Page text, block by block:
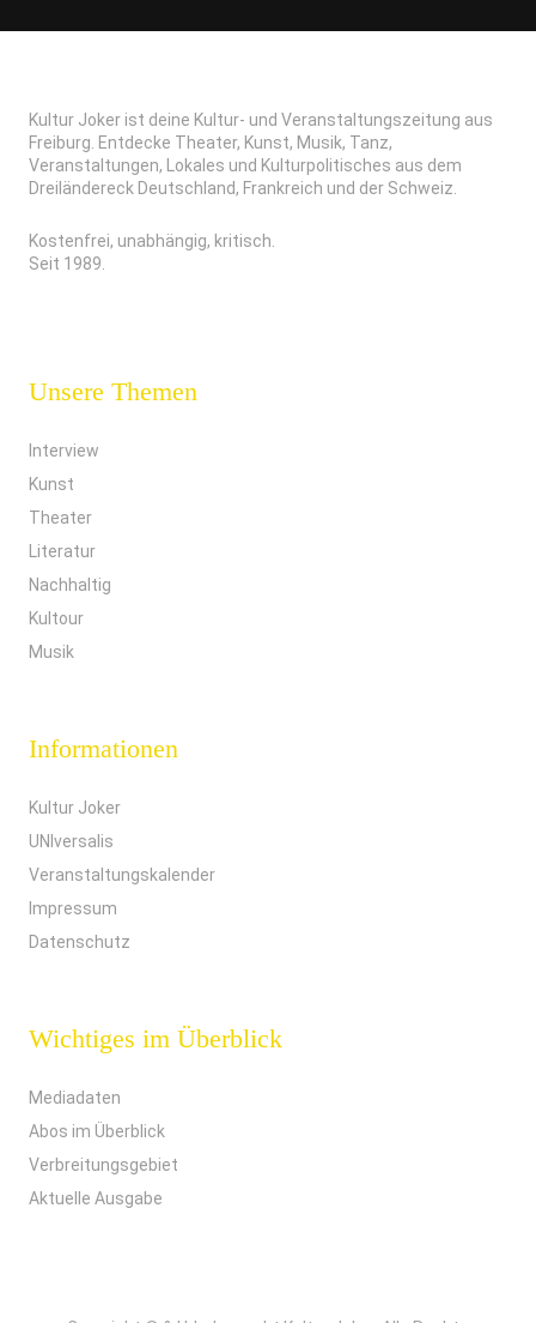
Kultur Joker ist deine Kultur- und Veranstaltungszeitung aus
Freiburg. Entdecke Theater, Kunst, Musik, Tanz,
Veranstaltungen, Lokales und Kulturpolitisches aus dem
Dreiländereck Deutschland, Frankreich und der Schweiz.
Kostenfrei, unabhängig, kritisch.
Seit 1989.
Unsere Themen
Interview
Kunst
Theater
Literatur
Nachhaltig
Kultour
Musik
Informationen
Kultur Joker
UNIversalis
Veranstaltungskalender
Impressum
Datenschutz
Wichtiges im Überblick
Mediadaten
Abos im Überblick
Verbreitungsgebiet
Aktuelle Ausgabe